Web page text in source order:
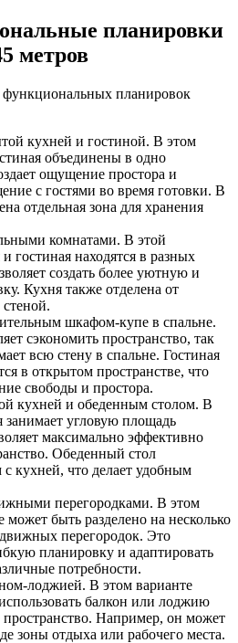
планировки
метров
планировок
кухней и гостиной. В этом
объединены в одно
ощущение простора и
с гостями во время готовки. В
отдельная зона для хранения
комнатами. В этой
гостиная находятся в разных
создать более уютную и
Кухня также отделена от
шкафом-купе в спальне.
сэкономить пространство, так
всю стену в спальне. Гостиная
в открытом пространстве, что
свободы и простора.
кухней и обеденным столом. В
занимает угловую площадь
максимально эффективно
Обеденный стол
с кухней, что делает удобным
перегородками. В этом
быть разделено на несколько
перегородок. Это
планировку и адаптировать
потребности.
лоджией. В этом варианте
балкон или лоджию
пространство. Например, он может
зоны отдыха или рабочего места.